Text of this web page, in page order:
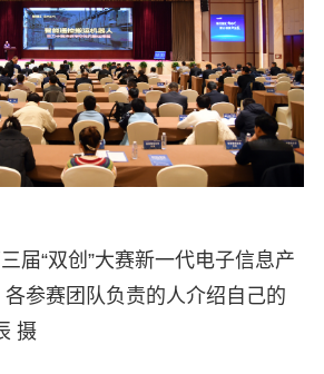
届“双创”大赛新一代电子信息产
参赛团队负责的人介绍自己的
摄